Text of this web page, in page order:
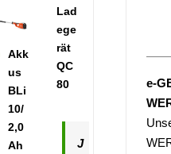
Akk
us
BLi
10/
2,0
Ah
Lad
ege
rät
QC
80
J
e-